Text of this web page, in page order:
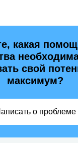
какая
свой
максимум?
о проблеме